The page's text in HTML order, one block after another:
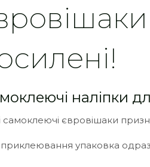
наліпки
самоклеючі євровішаки
приклеювання упаковка